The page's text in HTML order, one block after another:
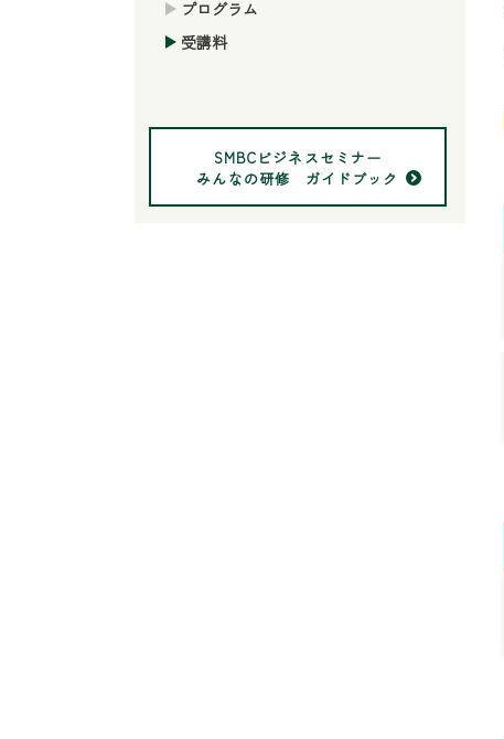
プログラム
受講料
SMBCビジネスセミナー
みんなの研修 ガイドブック